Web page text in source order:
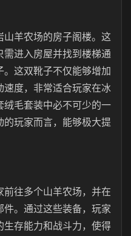
羊农场的房子阁楼。这
进入房屋并找到楼梯通
这双靴子不仅能够增加
速度，非常适合玩家在冰
绒毛套装中必不可少的一
玩家而言，能够极大提
往多个山羊农场，并在
。通过这些装备，玩家
生存能力和战斗力，使得